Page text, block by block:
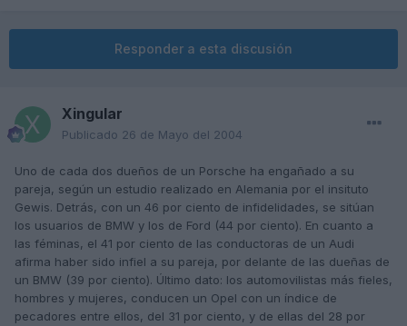
Responder a esta discusión
Xingular
Publicado 26 de Mayo del 2004
Uno de cada dos dueños de un Porsche ha engañado a su
pareja, según un estudio realizado en Alemania por el insituto
Gewis. Detrás, con un 46 por ciento de infidelidades, se sitúan
los usuarios de BMW y los de Ford (44 por ciento). En cuanto a
las féminas, el 41 por ciento de las conductoras de un Audi
afirma haber sido infiel a su pareja, por delante de las dueñas de
un BMW (39 por ciento). Último dato: los automovilistas más fieles,
hombres y mujeres, conducen un Opel con un índice de
pecadores entre ellos, del 31 por ciento, y de ellas del 28 por